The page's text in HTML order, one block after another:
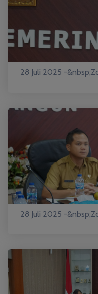
28 Juli 2025 -
28 Juli 2025 -